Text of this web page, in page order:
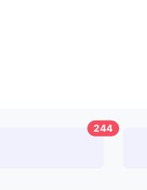
244